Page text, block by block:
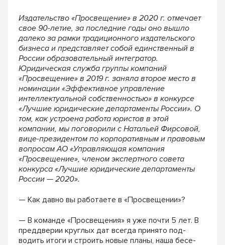
Издательство «Просвещение» в 2020 г. отмечает
свое 90-летие, за последние годы оно вышло
далеко за рамки традиционного издательского
бизнеса и представляет собой единственный в
России образовательный интегратор.
Юридическая служба группы компаний
«Просвещение» в 2019 г. заняла второе место в
номинации «Эффективное управление
интеллектуальной собственностью» в конкурсе
«Лучшие юридические департаменты России». О
том, как устроена работа юристов в этой
компании, мы поговорили с Натальей Фирсовой,
вице-президентом по корпоративным и правовым
вопросам АО «Управляющая компания
«Просвещение», членом экспертного совета
конкурса «Лучшие юридические департаменты
России — 2020».
— Как давно вы работаете в «Просвещении»?
— В команде «Просвещения» я уже почти 5 лет. В
преддверии круглых дат всегда принято под-
водить итоги и строить новые планы, наша бесе-